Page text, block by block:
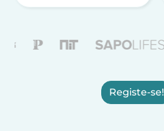
Registe-se!